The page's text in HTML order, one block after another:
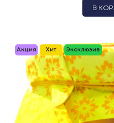
В
Акция Хит Эксклюзив